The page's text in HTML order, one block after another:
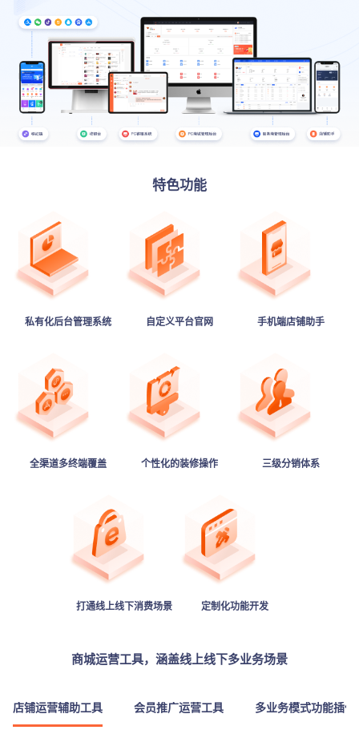
特色功能
私有化后台管理系统 自定义平台官网 手机端店铺助手
全渠道多终端覆盖 个性化的装修操作 三级分销体系
打通线上线下消费场景 定制化功能开发
商城运营工具，涵盖线上线下多业务场景
店铺运营辅助工具 会员推广运营工具 多业务模式功能插件